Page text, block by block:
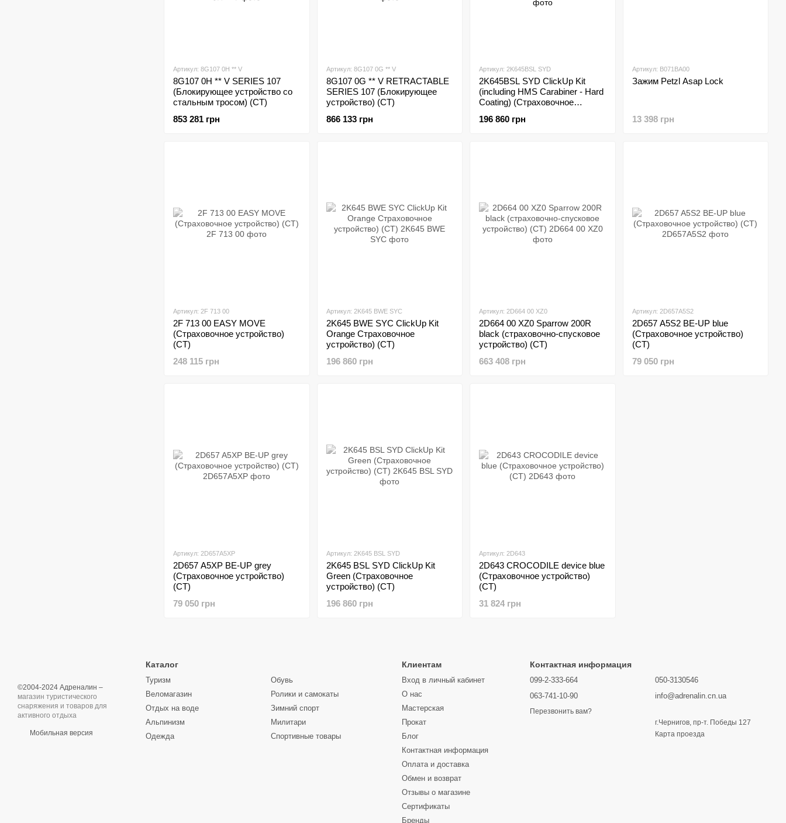
Артикул: 8G107 0H ** V
8G107 0H ** V SERIES 107
(Блокирующее устройство со
стальным тросом) (CT)
853 281 грн
Артикул: 8G107 0G ** V
8G107 0G ** V RETRACTABLE
SERIES 107 (Блокирующее
устройство) (CT)
866 133 грн
Артикул: 2K645BSL SYD
2K645BSL SYD ClickUp Kit
(including HMS Carabiner - Hard
Coating) (Страховочное
196 860 грн
Артикул: B071BA00
Зажим Petzl Asap Lock
13 398 грн
Артикул: 2F 713 00
2F 713 00 EASY MOVE
(Страховочное устройство)
(CT)
248 115 грн
Артикул: 2K645 BWE SYC
2K645 BWE SYC ClickUp Kit
Orange Страховочное
устройство) (CT)
196 860 грн
Артикул: 2D664 00 XZ0
2D664 00 XZ0 Sparrow 200R
black (страховочно-спусковое
устройство) (CT)
663 408 грн
Артикул: 2D657A5S2
2D657 A5S2 BE-UP blue
(Страховочное устройство)
(CT)
79 050 грн
Артикул: 2D657A5XP
2D657 A5XP BE-UP grey
(Страховочное устройство)
(CT)
79 050 грн
Артикул: 2K645 BSL SYD
2K645 BSL SYD ClickUp Kit
Green (Страховочное
устройство) (CT)
196 860 грн
Артикул: 2D643
2D643 CROCODILE device blue
(Страховочное устройство)
(CT)
31 824 грн
©2004-2024 Адреналин –
магазин туристического
снаряжения и товаров для
активного отдыха
Мобильная версия
Каталог
Туризм
Веломагазин
Отдых на воде
Альпинизм
Одежда
Обувь
Ролики и самокаты
Зимний спорт
Милитари
Спортивные товары
Клиентам
Вход в личный кабинет
О нас
Мастерская
Прокат
Блог
Контактная информация
Оплата и доставка
Обмен и возврат
Отзывы о магазине
Сертификаты
Бренды
Контактная информация
099-2-333-664
063-741-10-90
Перезвонить вам?
050-3130546
info@adrenalin.cn.ua
г.Чернигов, пр-т. Победы 127
Карта проезда